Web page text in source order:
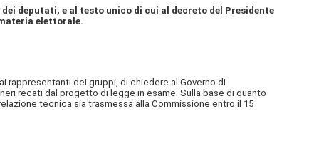
deputati, e al testo unico di cui al decreto del Presidente
elettorale.
rappresentanti dei gruppi, di chiedere al Governo di
recati dal progetto di legge in esame. Sulla base di quanto
tecnica sia trasmessa alla Commissione entro il 15